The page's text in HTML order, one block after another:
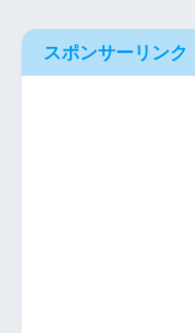
スポンサーリンク